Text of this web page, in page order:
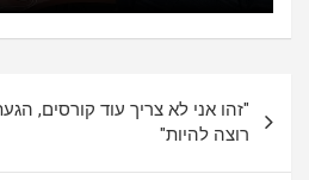
"זהו אני לא צריך עוד קורסים,
רוצה להיות"